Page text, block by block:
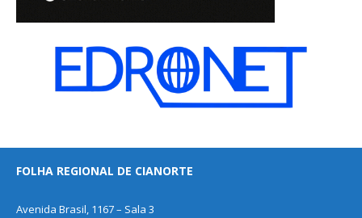
FOLHA REGIONAL DE CIANORTE
Avenida Brasil, 1167 – Sala 3